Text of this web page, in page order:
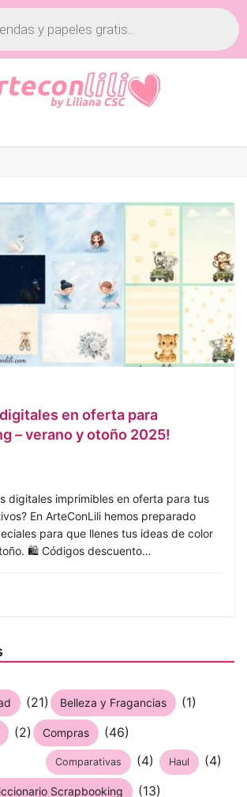
digitales en oferta para
– verano y otoño 2025!
digitales imprimibles en oferta para tus
En ArteConLili hemos preparado
para que llenes tus ideas de color
🛍️ Códigos descuento…
(21) Belleza y Fragancias (1)
(2) Compras (46)
Comparativas (4) Haul (4)
Scrapbooking (13)